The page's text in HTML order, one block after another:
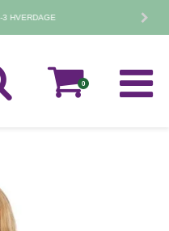
FORTRYDELSESRET
0